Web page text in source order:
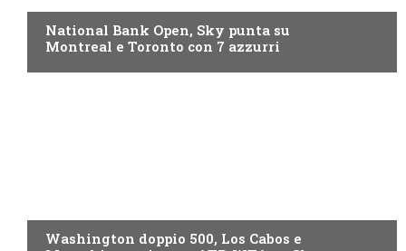
National Bank Open, Sky punta su
Montreal e Toronto con 7 azzurri
Washington doppio 500, Los Cabos e